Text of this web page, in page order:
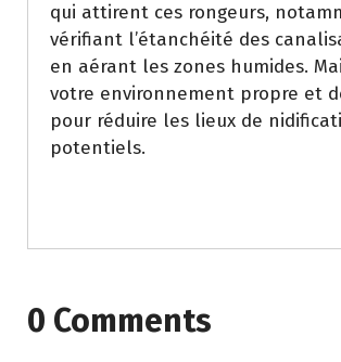
qui attirent ces rongeurs,
vérifiant l’étanchéité des
en aérant les zones humides.
votre environnement propre et
pour réduire les lieux de
potentiels.
0 Comments